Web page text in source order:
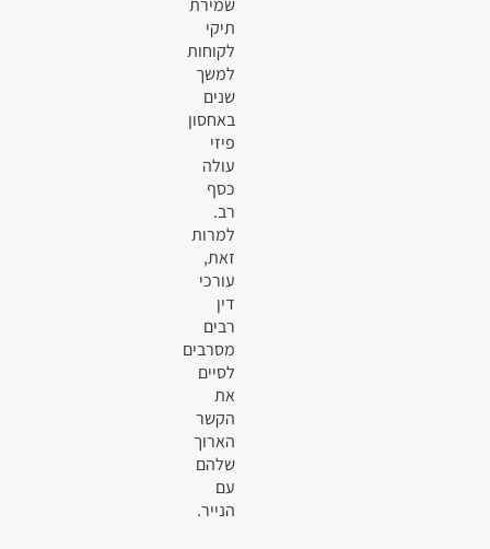
תיקי
לקוחות
למשך
שנים
באחסון
פיזי
עולה
כסף
רב.
למרות
זאת,
עורכי
דין
רבים
מסרבים
לסיים
את
הקשר
הארוך
שלהם
עם
הנייר.